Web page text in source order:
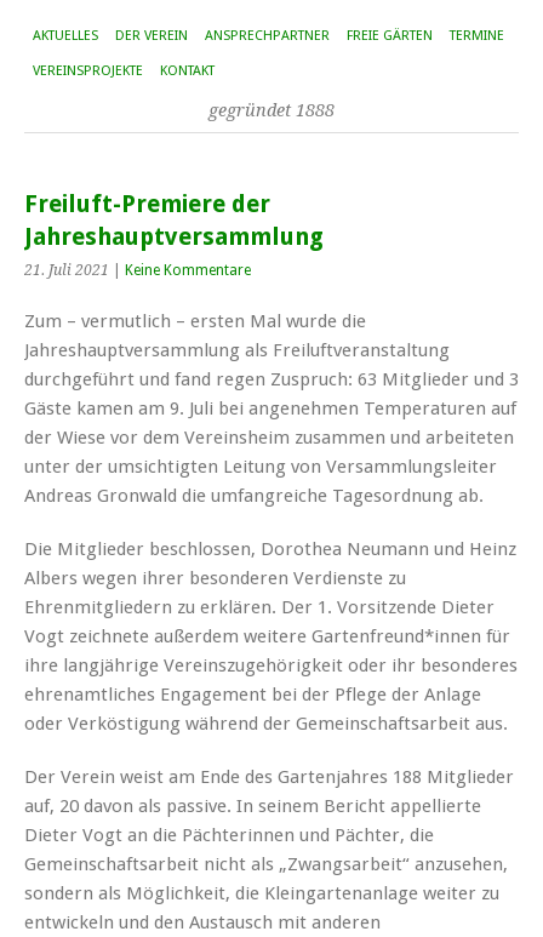
AKTUELLES DER VEREIN ANSPRECHPARTNER FREIE GÄRTEN TERMINE
VEREINSPROJEKTE KONTAKT
gegründet 1888
Freiluft-Premiere der
Jahreshauptversammlung
21. Juli 2021 Keine Kommentare
Zum – vermutlich – ersten Mal wurde die
Jahreshauptversammlung als Freiluftveranstaltung
durchgeführt und fand regen Zuspruch: 63 Mitglieder und 3
Gäste kamen am 9. Juli bei angenehmen Temperaturen auf
der Wiese vor dem Vereinsheim zusammen und arbeiteten
unter der umsichtigten Leitung von Versammlungsleiter
Andreas Gronwald die umfangreiche Tagesordnung ab.
Die Mitglieder beschlossen, Dorothea Neumann und Heinz
Albers wegen ihrer besonderen Verdienste zu
Ehrenmitgliedern zu erklären. Der 1. Vorsitzende Dieter
Vogt zeichnete außerdem weitere Gartenfreund*innen für
ihre langjährige Vereinszugehörigkeit oder ihr besonderes
ehrenamtliches Engagement bei der Pflege der Anlage
oder Verköstigung während der Gemeinschaftsarbeit aus.
Der Verein weist am Ende des Gartenjahres 188 Mitglieder
auf, 20 davon als passive. In seinem Bericht appellierte
Dieter Vogt an die Pächterinnen und Pächter, die
Gemeinschaftsarbeit nicht als „Zwangsarbeit“ anzusehen,
sondern als Möglichkeit, die Kleingartenanlage weiter zu
entwickeln und den Austausch mit anderen